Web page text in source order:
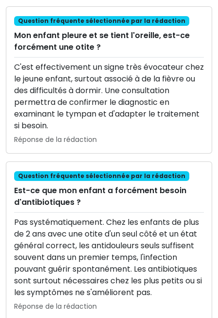
Question fréquente sélectionnée par la rédaction
Mon enfant pleure et se tient l'oreille, est-ce
forcément une otite ?
C'est effectivement un signe très évocateur chez
le jeune enfant, surtout associé à de la fièvre ou
des difficultés à dormir. Une consultation
permettra de confirmer le diagnostic en
examinant le tympan et d'adapter le traitement
si besoin.
Réponse de la rédaction
Question fréquente sélectionnée par la rédaction
Est-ce que mon enfant a forcément besoin
d'antibiotiques ?
Pas systématiquement. Chez les enfants de plus
de 2 ans avec une otite d'un seul côté et un état
général correct, les antidouleurs seuls suffisent
souvent dans un premier temps, l'infection
pouvant guérir spontanément. Les antibiotiques
sont surtout nécessaires chez les plus petits ou si
les symptômes ne s'améliorent pas.
Réponse de la rédaction